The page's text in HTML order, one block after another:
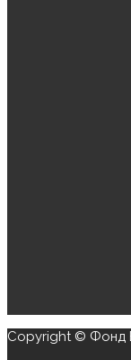
Copyright © Фонд